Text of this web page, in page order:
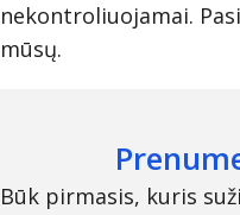
nekontroliuojamai.
mūsų.
Būk pirmasis, kuris